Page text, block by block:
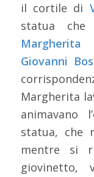
il cortile di
statua che
Margherita
Giovanni
Margherita
animavano
statua, che
mentre si
giovinetto,